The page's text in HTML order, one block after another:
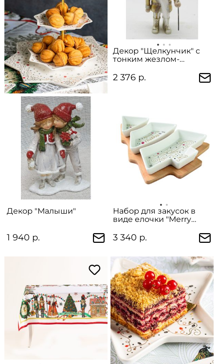
Декор "Щелкунчик" с
тонким жезлом-
2 376 р.
Декор "Малыши"
1 940 р.
Набор для закусок в
виде елочки "Merry
подарочной упаковке
3 340 р.